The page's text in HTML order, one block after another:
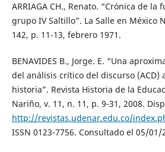
ARRIAGA CH., Renato. “Crónica de
grupo IV Saltillo”. La Salle en México
142, p. 11-13, febrero 1971.
BENAVIDES B., Jorge. E. “Una
del análisis crítico del discurso (ACD)
historia”. Revista Historia de la
Nariño, v. 11, n. 11, p. 9-31, 2008.
http://revistas.udenar.edu.co/
ISSN 0123-7756. Consultado el 05/01/